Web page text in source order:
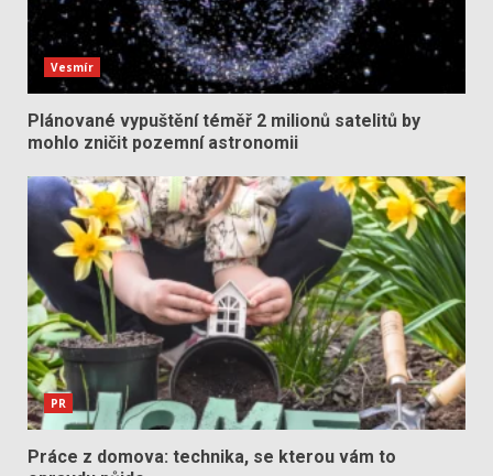
Vesmír
Plánované vypuštění téměř 2 milionů satelitů by
mohlo zničit pozemní astronomii
PR
Práce z domova: technika, se kterou vám to